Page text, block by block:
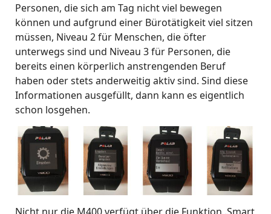
Personen, die sich am Tag nicht viel bewegen
können und aufgrund einer Bürotätigkeit viel sitzen
müssen, Niveau 2 für Menschen, die öfter
unterwegs sind und Niveau 3 für Personen, die
bereits einen körperlich anstrengenden Beruf
haben oder stets anderweitig aktiv sind. Sind diese
Informationen ausgefüllt, dann kann es eigentlich
schon losgehen.